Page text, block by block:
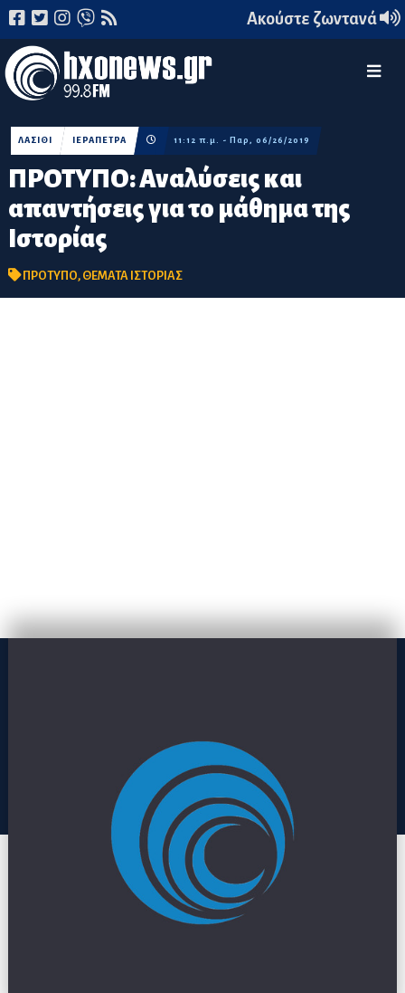
Ακούστε ζωντανά
ΠΡΟΤΥΠΟ: Αναλύσεις και
απαντήσεις για το μάθημα της
Ιστορίας
ΛΑΣΙΘΙ ΙΕΡΑΠΕΤΡΑ 11:12 π.μ. - Παρ, 06/26/2019
ΠΡΟΤΥΠΟ, ΘΕΜΑΤΑ ΙΣΤΟΡΙΑΣ